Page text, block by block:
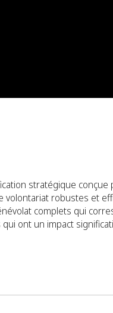
stratégique
robustes et
complets qui
ont un impact